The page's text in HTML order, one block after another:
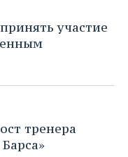
участие
тренера